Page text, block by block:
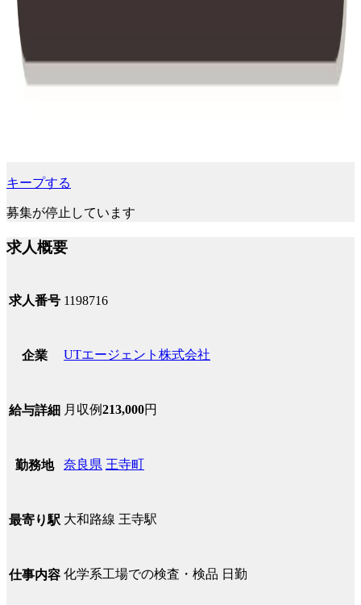
キープする
募集が停止しています
求人概要
求人番号 1198716
企業 UTエージェント株式会社
給与詳細 月収例213,000円
勤務地 奈良県 王寺町
最寄り駅 大和路線 王寺駅
仕事内容 化学系工場での検査・検品 日勤